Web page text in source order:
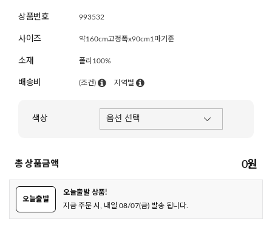
상품번호 993532
사이즈 약160cm고정폭x90cm1마기준
소재 폴리100%
배송비 (조건) 지역별
색상
총 상품금액 0원
오늘출발
오늘출발 상품!
지금 주문 시, 내일 08/07(금) 발송 됩니다.